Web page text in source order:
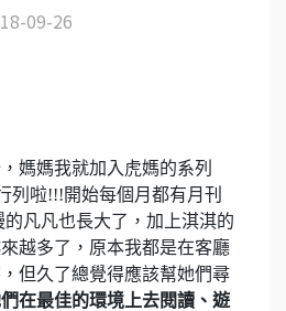
09-26
媽媽我就加入虎媽的系列
列啦!!!開始每個月都有月刊
凡凡也長大了，加上淇淇的
越多了，原本我都是在客廳
但久了總覺得應該幫她們尋
在最佳的環境上去閱讀、遊